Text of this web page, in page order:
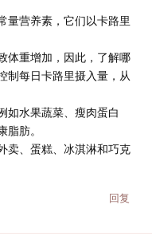
量营养素，它们以卡路里
体重增加，因此，了解哪
制每日卡路里摄入量，从
如水果蔬菜、瘦肉蛋白
肪。
卖、蛋糕、冰淇淋和巧克
回复